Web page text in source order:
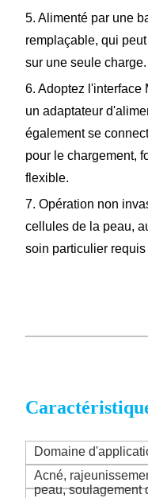
5. Alimenté par une
remplaçable, qui
sur une seule charge.
6. Adoptez l'interface
un adaptateur
également se
pour le chargement,
flexible.
7. Opération non
cellules de la peau,
soin particulier
Domaine
Acné,
peau, soulagement